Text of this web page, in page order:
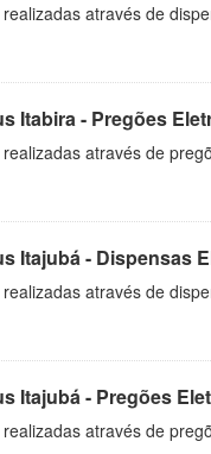
através de
Itabira - Pregões
através de
Itajubá - Dispensas
através de
Itajubá - Pregões
através de